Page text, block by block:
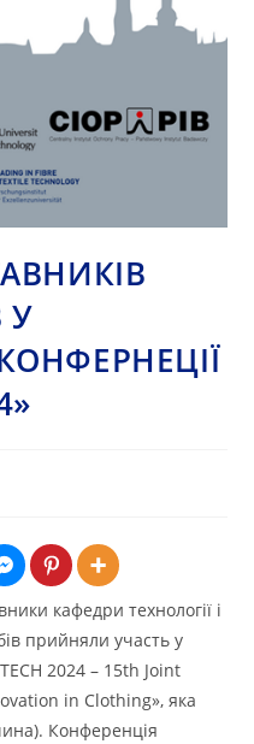
У
кафедри технології і
прийняли участь у
2024 – 15th Joint
in Clothing», яка
Конференція